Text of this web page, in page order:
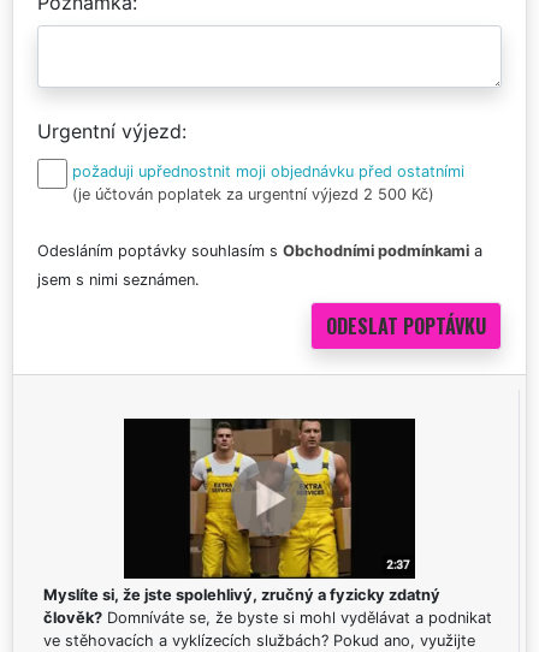
Urgentní výjezd
požaduji upřednostnit moji objednávku před ostatními
(je účtován poplatek za urgentní výjezd 2 500 Kč)
Odesláním poptávky souhlasím s Obchodními podmínkami a
jsem s nimi seznámen.
Myslíte si, že jste spolehlivý, zručný a fyzicky zdatný
člověk? Domníváte se, že byste si mohl vydělávat a podnikat
ve stěhovacích a vyklízecích službách? Pokud ano, využijte